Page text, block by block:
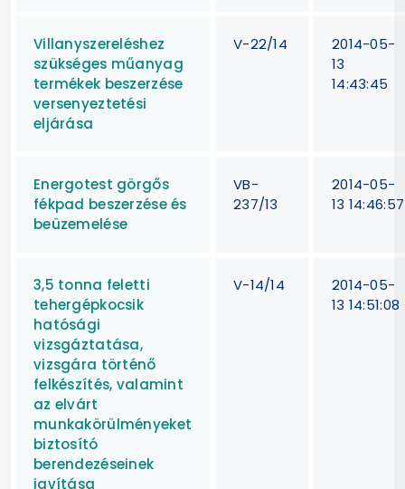
Villanyszereléshez
szükséges műanyag
termékek beszerzése
versenyeztetési
eljárása
V-22/14
2014-05-
13
14:43:45
Energotest görgős
fékpad beszerzése és
beüzemelése
VB-
237/13
2014-05-
13 14:46:57
3,5 tonna feletti
tehergépkocsik
hatósági
vizsgáztatása,
vizsgára történő
felkészítés, valamint
az elvárt
munkakörülményeket
biztosító
berendezéseinek
javítása
V-14/14
2014-05-
13 14:51:08